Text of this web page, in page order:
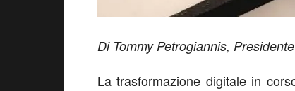
Di Tommy Petrogiannis,
La trasformazione digitale in